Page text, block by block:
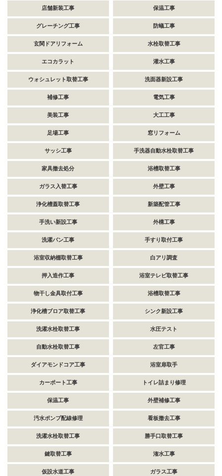
店舗新装工事 保温工事
グレーチング工事 防蟻工事
玄関ドアリフォーム 水栓取替工事
エコカラット 灌水工事
ウォシュレット取替工事 洗面器新設工事
補修工事 電気工事
美装工事 大工工事
足場工事 窓リフォーム
サッシ工事 手洗器自動水栓取替工事
家具撤去処分 浴槽取替工事
ガラス入替工事 外壁工事
浄化槽蓋取替工事 新築配管工事
手洗い新設工事 外構工事
洗濯パン工事 手すり取付工事
浴室収納棚取替工事 白アリ調査
押入造作工事 浴室テレビ取替工事
物干し金具取付工事 浴槽取替工事
浄化槽ブロア取替工事 シンク新設工事
洗濯水栓取替工事 水圧テスト
自動水栓取替工事 左官工事
ダイアモンドコア工事 浴室扉取手
カーポート工事 トイレ詰まり修理
保温工事 外壁補修工事
汚水ポンプ配線修理 看板撤去工事
洗濯水栓取替工事 勝手口取替工事
鍵取替工事 潅水工事
仮設水道工事 ガラス工事